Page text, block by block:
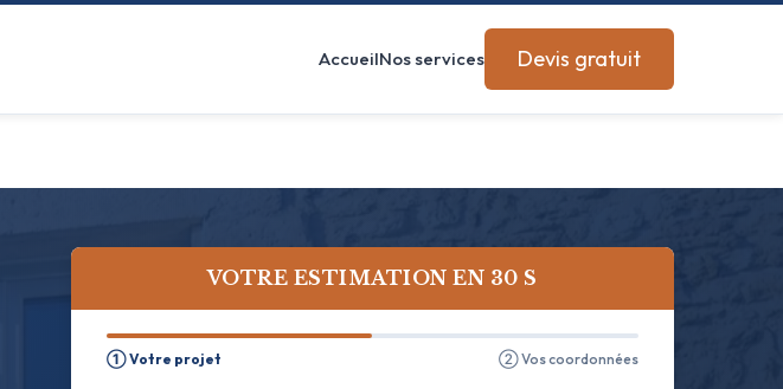
AccueilNos services Devis gratuit
VOTRE ESTIMATION EN 30 S
① Votre projet ② Vos coordonnées